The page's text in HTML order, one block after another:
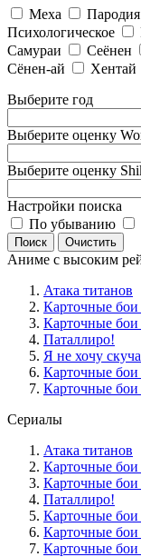
Меха Пародия
Психологическое
Самураи
Сеёнен
Сёнен-ай
Хентай
Выберите год
Выберите оценку
Выберите оценку
Настройки поиска
По убыванию
Аниме с высоким
Атака титанов
Карточные бои
Карточные бои
Паталлиро!
Я не хочу
Карточные
Карточные бои
Сериалы
Атака титанов
Карточные бои
Карточные бои
Паталлиро!
Карточные бои
Карточные
Карточные